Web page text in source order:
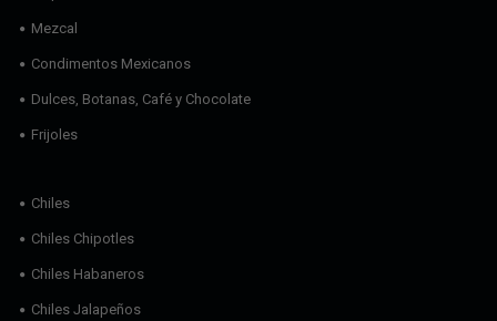
Mezcal
Condimentos Mexicanos
Dulces, Botanas, Café y Chocolate
Frijoles
Chiles
Chiles Chipotles
Chiles Habaneros
Chiles Jalapeños